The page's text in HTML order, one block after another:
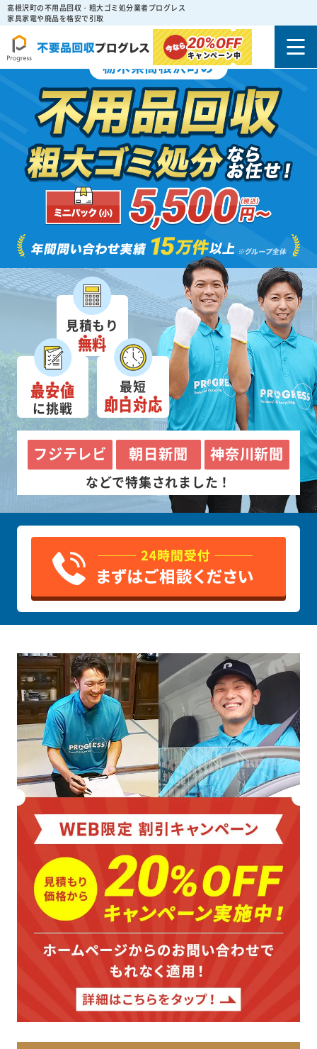
高根沢町の不用品回収・粗大ゴミ処分業者プログレス
家具家電や廃品を格安で引取
20%OFF
キャンペーン中
栃木県高根沢町の
見積もり
無料
最安値
に挑戦
最短
即日対応
フジテレビ 朝日新聞 神奈川新聞
などで特集されました！